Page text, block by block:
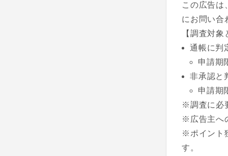
この広告は
にお問い合
【調査対
通帳に判
申請期
非承認と
申請期
※調査に必
※広告主へ
※ポイント
す。